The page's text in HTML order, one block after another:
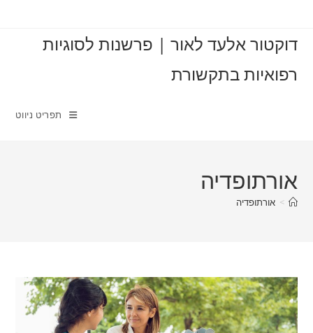
content
דוקטור אלעד לאור | פרשנות לסוגיות
רפואיות בתקשורת
תפריט ניווט
אורתופדיה
> אורתופדיה